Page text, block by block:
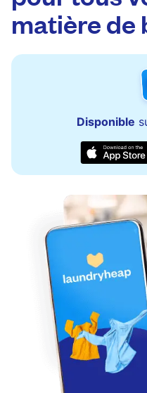
matière de
Disponible